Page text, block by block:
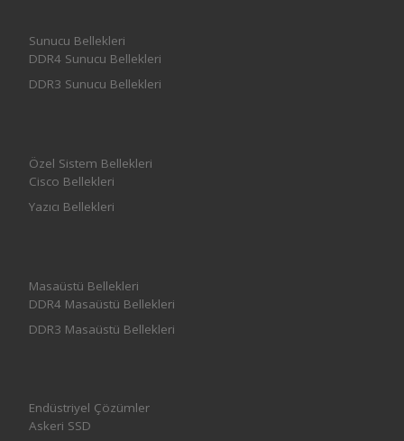
Sunucu Bellekleri
DDR4 Sunucu Bellekleri
DDR3 Sunucu Bellekleri
Özel Sistem Bellekleri
Cisco Bellekleri
Yazıcı Bellekleri
Masaüstü Bellekleri
DDR4 Masaüstü Bellekleri
DDR3 Masaüstü Bellekleri
Endüstriyel Çözümler
Askeri SSD